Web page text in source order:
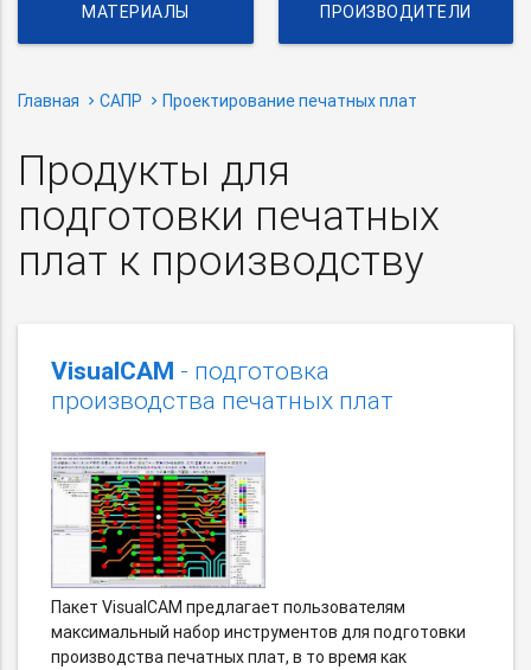
МАТЕРИАЛЫ ПРОИЗВОДИТЕЛИ
Главная САПР Проектирование печатных плат
Продукты для
подготовки печатных
плат к производству
VisualCAM - подготовка
производства печатных плат
Пакет VisualCAM предлагает пользователям
максимальный набор инструментов для подготовки
производства печатных плат, в то время как